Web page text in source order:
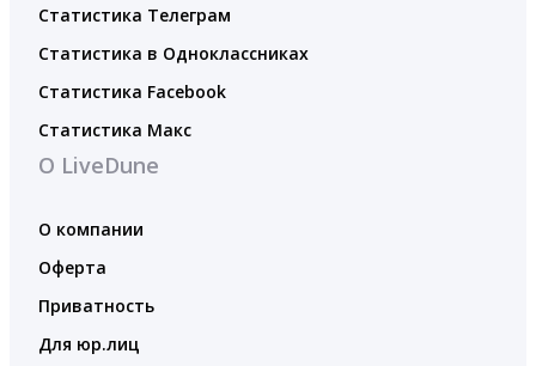
Статистика Телеграм
Статистика в Одноклассниках
Статистика Facebook
Статистика Макс
О LiveDune
О компании
Оферта
Приватность
Для юр.лиц